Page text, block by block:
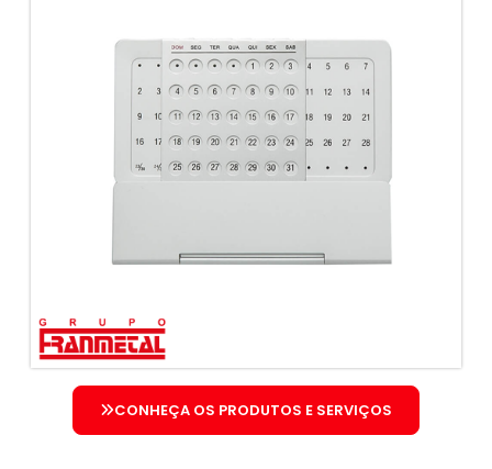
CONHEÇA OS PRODUTOS E SERVIÇOS